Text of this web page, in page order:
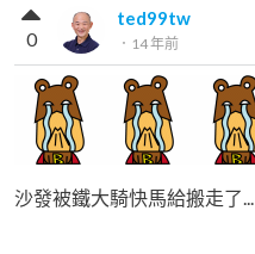
ted99tw
． 14 年前
0
沙發被鐵大騎快馬給搬走了...